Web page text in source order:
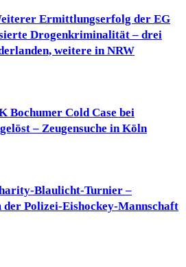
Ermittlungserfolg der EG
Drogenkriminalität – drei
weitere in NRW
Bochumer Cold Case bei
– Zeugensuche in Köln
Blaulicht-Turnier –
Polizei-Eishockey-Mannschaft